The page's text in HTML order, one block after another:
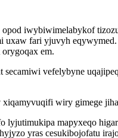
iwybiwimelabykof
fari yjuvyh
em.
vefelybyne
wiry gimege
lyjutimukipa mapyxeqo
yras cesukibojofatu